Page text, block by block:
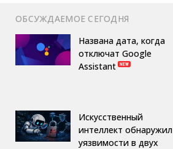
ОБСУЖДАЕМОЕ СЕГОДНЯ
Названа дата, когда
отключат Google
Assistant
Искусственный
интеллект обнаружил
уязвимости в двух